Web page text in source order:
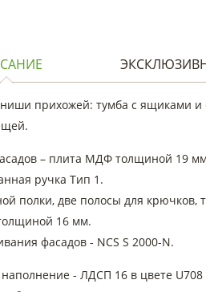
прихожей: тумба с ящиками и
– плита МДФ толщиной 19
ручка Тип 1.
полки, две полосы для
16 мм.
фасадов - NCS S 2000-N.
- ЛДСП 16 в цвете U708